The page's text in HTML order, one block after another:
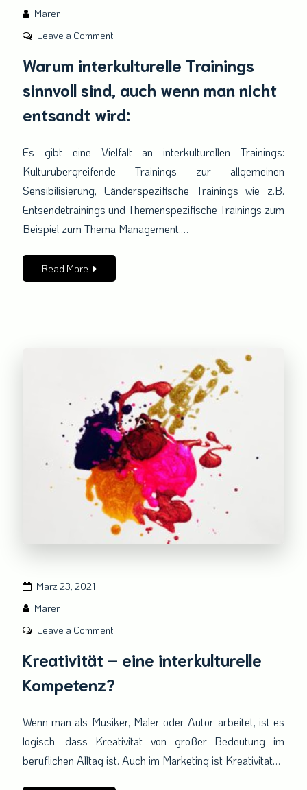
Maren
Leave a Commenton
interkulturelle
Trainings
sinnvoll
sind,
wenn
man
nicht
entsandt
wird:
Warum interkulturelle Trainings
sinnvoll sind, auch wenn man nicht
entsandt wird:
Es gibt eine Vielfalt an interkulturellen Trainings:
Kulturübergreifende Trainings zur allgemeinen
Sensibilisierung, Länderspezifische Trainings wie z.B.
Entsendetrainings und Themenspezifische Trainings zum
Beispiel zum Thema Management.…
Read More
März 23, 2021
Maren
Leave a Commenton
–
eine
Kompetenz?
Kreativität – eine interkulturelle
Kompetenz?
Wenn man als Musiker, Maler oder Autor arbeitet, ist es
logisch, dass Kreativität von großer Bedeutung im
beruflichen Alltag ist. Auch im Marketing ist Kreativität…